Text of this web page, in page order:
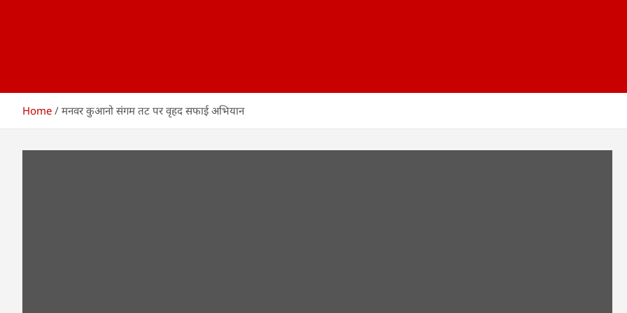
Home मनवर कुआनो संगम तट पर वृहद सफाई अभियान